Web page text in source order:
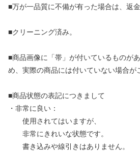
■万が一品質に不備が有った場合は、返金
■クリーニング済み。
■商品画像に「帯」が付いているものが
め、実際の商品には付いていない場合が
■商品状態の表記につきまして
・非常に良い：
使用されてはいますが、
非常にきれいな状態です。
書き込みや線引きはありません。